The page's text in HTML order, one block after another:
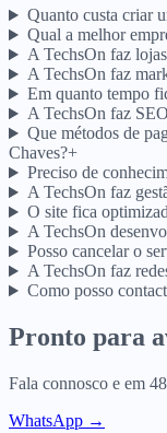
Quanto custa criar
Qual a melhor
A TechsOn faz
A TechsOn faz
Em quanto tempo
A TechsOn faz
Que métodos de
Chaves?+
Preciso de
A TechsOn faz
O site fica
A TechsOn
Posso cancelar o
A TechsOn faz
Como posso
Pronto para
Fala connosco e em
WhatsApp →